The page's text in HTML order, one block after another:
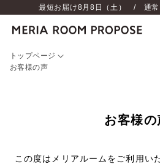
最短お届け8月8日（土） / 通常
トップページ
お客様の声
お客様の
この度はメリアルームをご利用い